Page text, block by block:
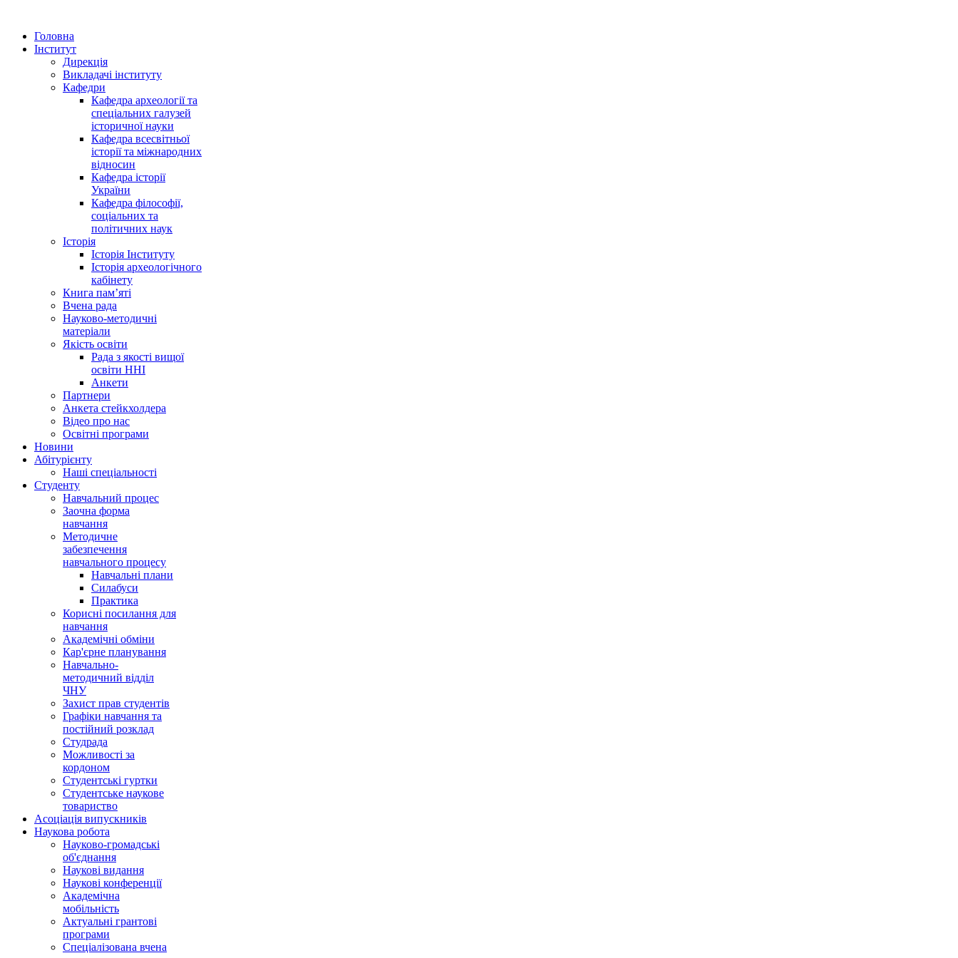
Головна
Інститут
Дирекція
Викладачі інституту
Кафедри
Кафедра археології та
спеціальних галузей
історичної науки
Кафедра всесвітньої
історії та міжнародних
відносин
Кафедра історії
України
Кафедра філософії,
соціальних та
політичних наук
Історія
Історія Інституту
Історія археологічного
кабінету
Книга памʼяті
Вчена рада
Науково-методичні
матеріали
Якість освіти
Рада з якості вищої
освіти ННІ
Анкети
Партнери
Анкета стейкхолдера
Відео про нас
Освітні програми
Hовини
Абітурієнту
Наші спеціальності
Студенту
Навчальний процес
Заочна форма
навчання
Методичне
забезпечення
навчального процесу
Навчальні плани
Силабуси
Практика
Корисні посилання для
навчання
Академічні обміни
Кар'єрне планування
Навчально-
методичний відділ
ЧНУ
Захист прав студентів
Графіки навчання та
постійний розклад
Студрада
Можливості за
кордоном
Студентські гуртки
Студентське наукове
товариство
Асоціація випускників
Наукова робота
Науково-громадські
об'єднання
Наукові видання
Наукові конференції
Академічна
мобільність
Актуальні грантові
програми
Спеціалізована вчена